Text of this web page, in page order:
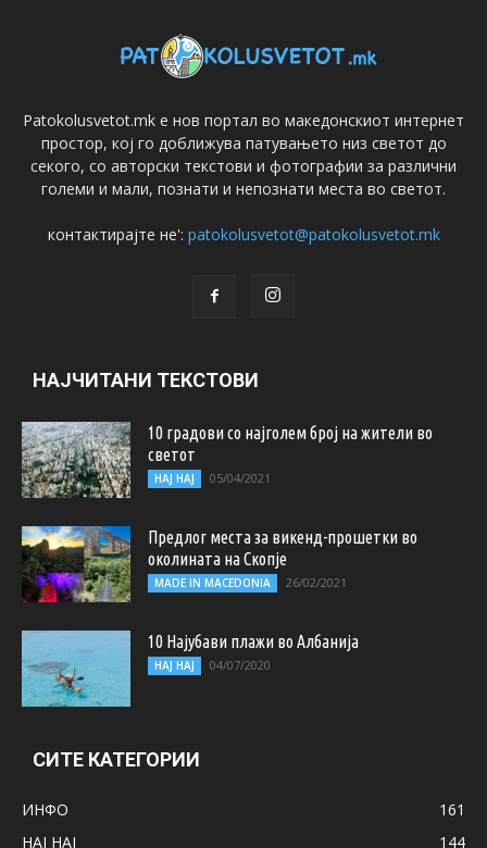
Patokolusvetot.mk е нов портал во македонскиот интернет
простор, кој го доближува патувањето низ светот до
секого, со авторски текстови и фотографии за различни
големи и мали, познати и непознати места во светот.
контактирајте не': patokolusvetot@patokolusvetot.mk
НАЈЧИТАНИ ТЕКСТОВИ
10 градови со најголем број на жители во
светот
НАЈ НАЈ 05/04/2021
Предлог места за викенд-прошетки во
околината на Скопје
MADE IN MACEDONIA 26/02/2021
10 Најубави плажи во Албанија
НАЈ НАЈ 04/07/2020
СИТЕ КАТЕГОРИИ
ИНФО
161
НАЈ НАЈ
144